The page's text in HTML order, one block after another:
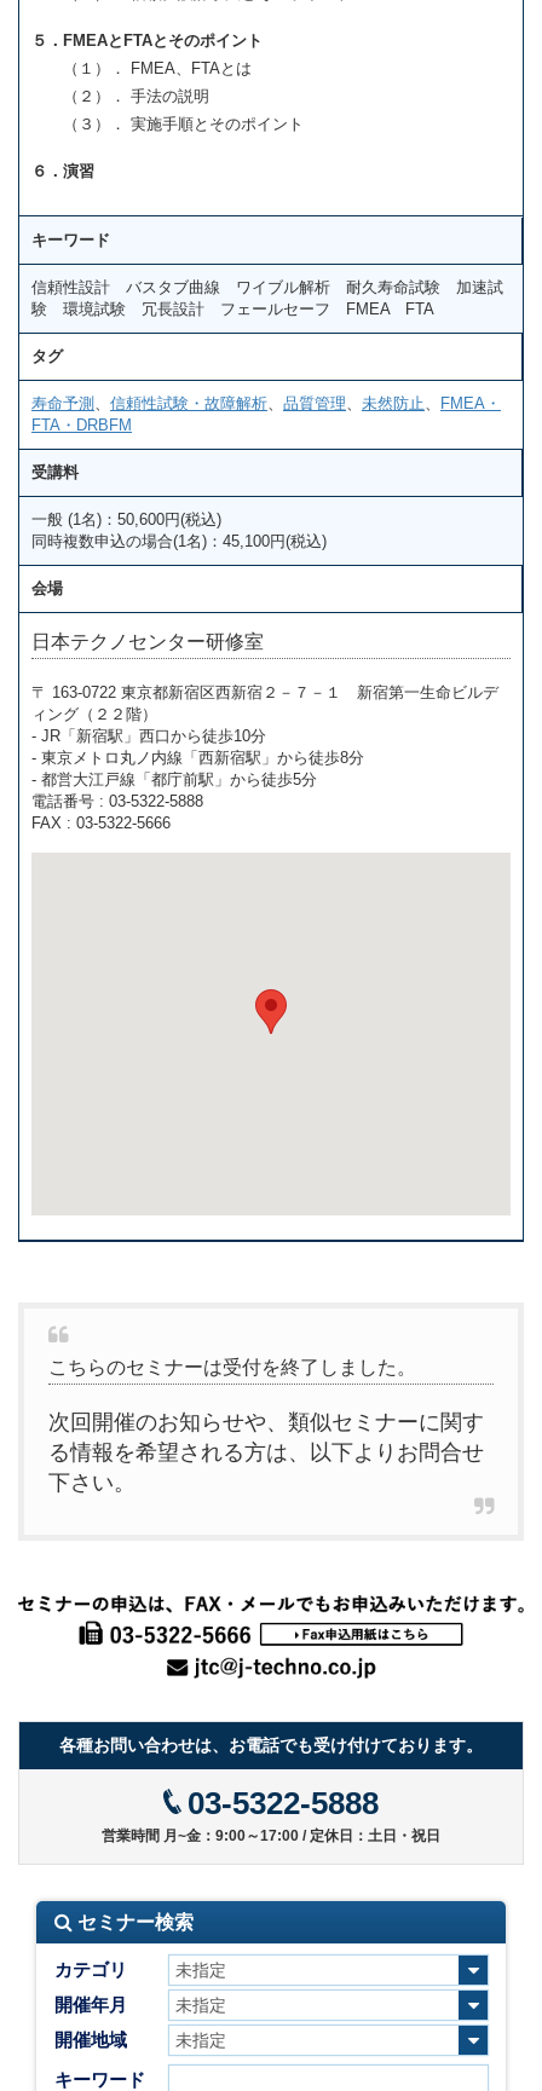
５．FMEAとFTAとそのポイント
（１）． FMEA、FTAとは
（２）． 手法の説明
（３）． 実施手順とそのポイント
６．演習
キーワード
信頼性設計 バスタブ曲線 ワイブル解析 耐久寿命試験 加速試
験 環境試験 冗長設計 フェールセーフ FMEA FTA
タグ
寿命予測 信頼性試験・故障解析 品質管理 未然防止
FMEA・
FTA・DRBFM
受講料
一般 (1名)：50,600円(税込)
同時複数申込の場合(1名)：45,100円(税込)
会場
日本テクノセンター研修室
〒 163-0722 東京都新宿区西新宿２－７－１ 新宿第一生命ビルデ
ィング（２２階）
- JR「新宿駅」西口から徒歩10分
- 東京メトロ丸ノ内線「西新宿駅」から徒歩8分
- 都営大江戸線「都庁前駅」から徒歩5分
電話番号 : 03-5322-5888
FAX : 03-5322-5666
こちらのセミナーは受付を終了しました。
次回開催のお知らせや、類似セミナーに関す
る情報を希望される方は、以下よりお問合せ
下さい。
各種お問い合わせは、お電話でも受け付けております。
03-5322-5888
営業時間 月~金：9:00～17:00 / 定休日：土日・祝日
セミナー検索
カテゴリ
開催年月
開催地域
キーワード